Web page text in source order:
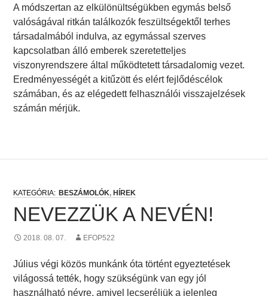
A módszertan az elkülönültségükben egymás belső
valóságával ritkán találkozók feszültségektől terhes
társadalmából indulva, az egymással szerves
kapcsolatban álló emberek szeretetteljes
viszonyrendszere által működtetett társadalomig vezet.
Eredményességét a kitűzött és elért fejlődéscélok
számában, és az elégedett felhasználói visszajelzések
számán mérjük.
BESZÁMOLÓK, HÍREK
NEVEZZÜK A NEVÉN!
2018. 08. 07. EFOP522
Július végi közös munkánk óta történt egyeztetések
világossá tették, hogy szükségünk van egy jól
használható névre, amivel lecseréljük a jelenleg